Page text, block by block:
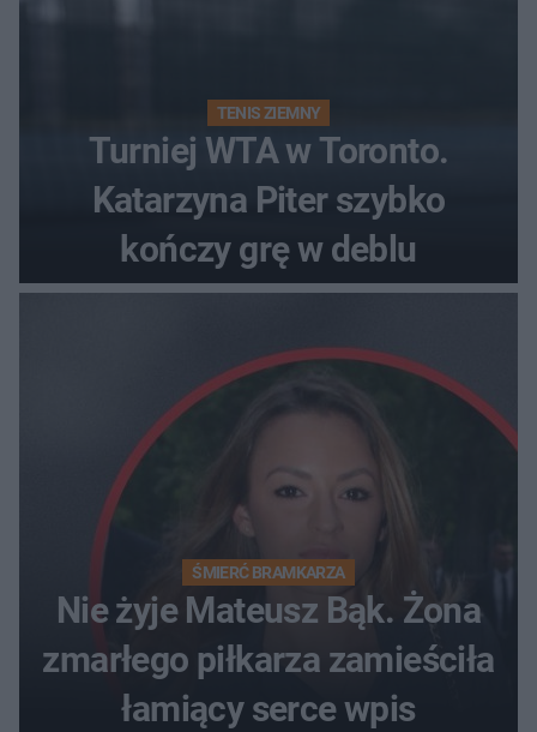
TENIS ZIEMNY
Turniej WTA w Toronto.
Katarzyna Piter szybko
kończy grę w deblu
ŚMIERĆ BRAMKARZA
Nie żyje Mateusz Bąk. Żona
zmarłego piłkarza zamieściła
łamiący serce wpis